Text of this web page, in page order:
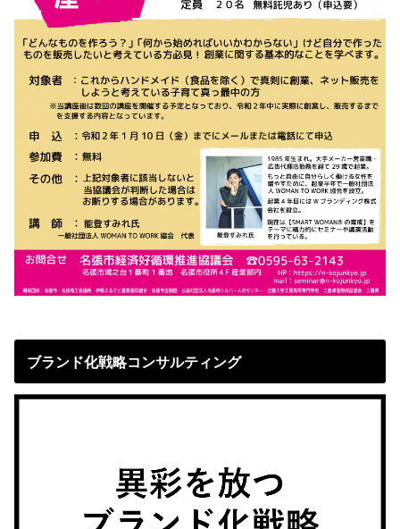
ブランド化戦略コンサルティング